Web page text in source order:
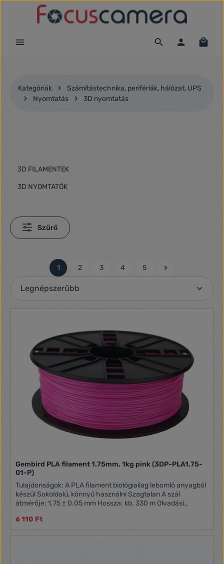
Ugrás a fő tartalomra
Kategóriák
Számítástechnika, perifériák, hálózat, UPS
Nyomtatás
3D nyomtatás
3D FILAMENTEK
3D NYOMTATÓK
Szűrő
Oldal
1
Oldal
2
Oldal
3
Oldal
4
Oldal
5
Gembird PLA filament 1.75mm, 1kg pink (3DP-PLA1.75-
01-P)
Tulajdonságok: A PLA filament biológiailag lebomló anyagból
készül Sokoldalú, könnyű használni Szagtalan A szál
átmérője: 1.75 ± 0.05 mm Hossza: kb. 330 m Olvadási
6 110 Ft